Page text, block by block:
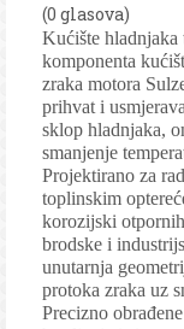
(0 glasova)
Kućište
komponenta
zraka motora
prihvat i
sklop hladnjaka,
smanjenje
Projektirano za
toplinskim
korozijski
brodske i
unutarnja
protoka zraka uz
Precizno